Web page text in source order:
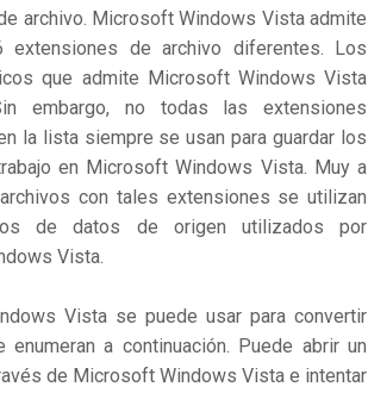
archivo. Microsoft Windows Vista admite
extensiones de archivo diferentes. Los
que admite Microsoft Windows Vista
embargo, no todas las extensiones
la lista siempre se usan para guardar los
en Microsoft Windows Vista. Muy a
con tales extensiones se utilizan
de datos de origen utilizados por
Vista.
Vista se puede usar para convertir
a continuación. Puede abrir un
de Microsoft Windows Vista e intentar